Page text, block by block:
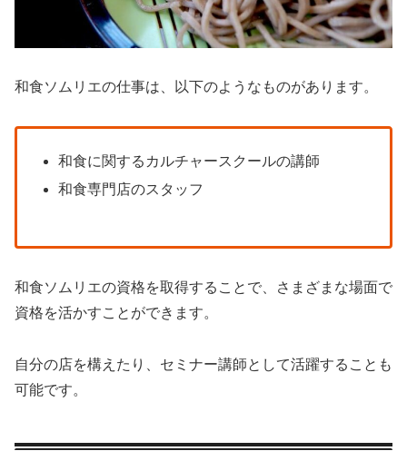
和食ソムリエの仕事は、以下のようなものがあります。
和食に関するカルチャースクールの講師
和食専門店のスタッフ
和食ソムリエの資格を取得することで、さまざまな場面で
資格を活かすことができます。
自分の店を構えたり、セミナー講師として活躍することも
可能です。